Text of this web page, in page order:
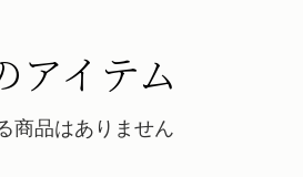
、30日以内の返品が可能です。
ジをご覧ください。
アイテム
商品はありません